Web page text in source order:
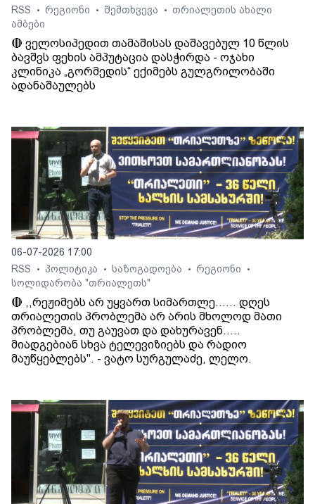
RSS
• რეგიონი • შემთხვევა • თრიალეთის ახალი
ამბები
🔴 ველოსიპედით თამაშისას დაშავებულ 10 წლის
ბავშვს ფეხის ამპუტაცია დასჭირდა - ოჯახი
კლინიკა „გორმედის“ ექიმებს გულგრილობაში
ადანაშაულებს
06-07-2026 17:00
RSS
• პოლიტიკა • საზოგადოება • რეგიონი •
სოლიდარობა "თრიალეთს"
🔴 ,,რეჟიმებს არ უყვართ სიმართლე...... დღეს
თრიალეთის პრობლემა არ არის მხოლოდ მათი
პრობლემა, თუ გაუვათ და დახურავენ.....
მიადგებიან სხვა ტელევიზიებს და რადიო
მაუწყებლებს". - ვატო სურგულაძე, ლელო.